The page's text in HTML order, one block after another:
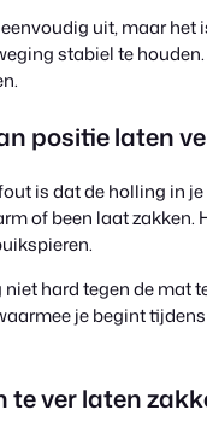
uit, maar het
stabiel te
positie laten
is dat de holling in
of been laat zakken.
niet hard tegen de mat
je begint
te ver laten